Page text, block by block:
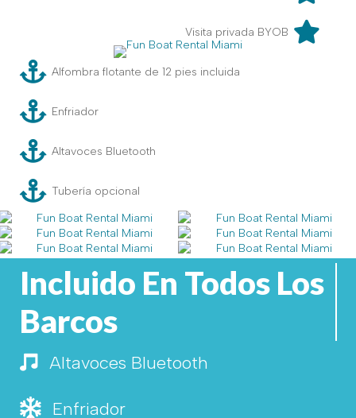
Visita privada BYOB
Alfombra flotante de 12 pies incluida
Enfriador
Altavoces Bluetooth
Tubería opcional
Incluido En Todos Los
Barcos
Altavoces Bluetooth
Altavoces Bluetooth
EnfriadorEnfriador